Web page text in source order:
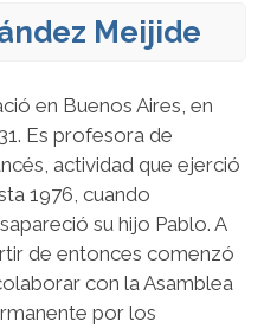
Meijide
en Buenos Aires, en
Es profesora de
actividad que ejerció
1976, cuando
su hijo Pablo. A
de entonces comenzó
con la Asamblea
por los